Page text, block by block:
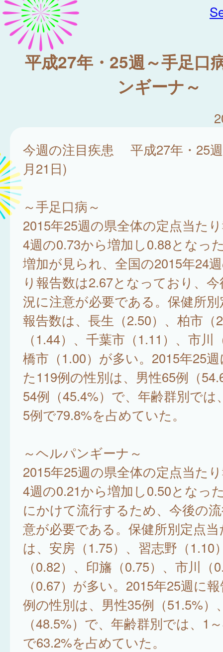
平成27年・25週～手足口
ンギーナ～
今週の注目疾患 平成27年・25
月21日)
～手足口病～
2015年25週の県全体の定点当た
4週の0.73から増加し0.88となっ
増加が見られ、全国の2015年24
り報告数は2.67となっており、
況に注意が必要である。保健所
報告数は、長生（2.50）、柏市（
（1.44）、千葉市（1.11）、市川
橋市（1.00）が多い。2015年25
た119例の性別は、男性65例（
54例（45.4%）で、年齢群別では
5例で79.8%を占めていた。
～ヘルパンギーナ～
2015年25週の県全体の定点当た
4週の0.21から増加し0.50となっ
にかけて流行するため、今後の
意が必要である。保健所別定点
は、安房（1.75）、習志野（1.10
（0.82）、印旛（0.75）、市川（
（0.67）が多い。2015年25週に
例の性別は、男性35例（51.5%）
（48.5%）で、年齢群別では、1
で63.2%を占めていた。